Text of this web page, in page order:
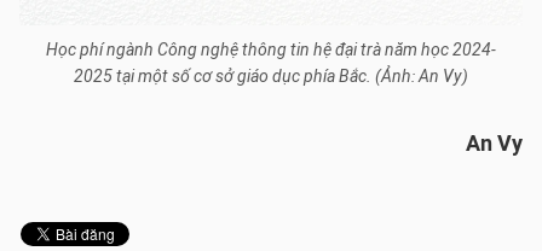
Học phí ngành Công nghệ thông tin hệ đại trà năm học 2024-
2025 tại một số cơ sở giáo dục phía Bắc. (Ảnh: An Vy)
An Vy